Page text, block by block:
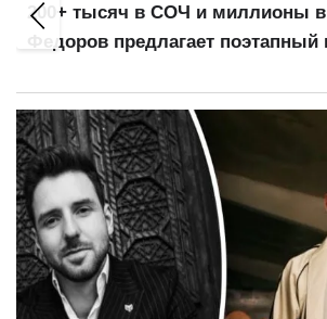
200+ тысяч в СОЧ и миллионы
Федоров предлагает